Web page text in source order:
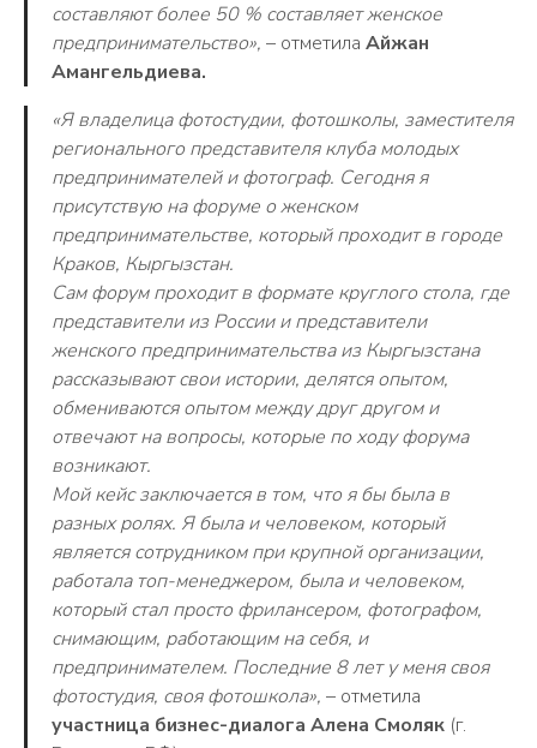
составляют более 50 % составляет женское
предпринимательство», – отметила Айжан
Амангельдиева.
«Я владелица фотостудии, фотошколы, заместителя
регионального представителя клуба молодых
предпринимателей и фотограф. Сегодня я
присутствую на форуме о женском
предпринимательстве, который проходит в городе
Краков, Кыргызстан.
Сам форум проходит в формате круглого стола, где
представители из России и представители
женского предпринимательства из Кыргызстана
рассказывают свои истории, делятся опытом,
обмениваются опытом между друг другом и
отвечают на вопросы, которые по ходу форума
возникают.
Мой кейс заключается в том, что я бы была в
разных ролях. Я была и человеком, который
является сотрудником при крупной организации,
работала топ-менеджером, была и человеком,
который стал просто фрилансером, фотографом,
снимающим, работающим на себя, и
предпринимателем. Последние 8 лет у меня своя
фотостудия, своя фотошкола», – отметила
участница бизнес-диалога Алена Смоляк (г.